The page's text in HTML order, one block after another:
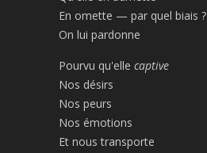
En omette — par quel biais ?
On lui pardonne
Pourvu qu'elle captive
Nos désirs
Nos peurs
Nos émotions
Et nous transporte